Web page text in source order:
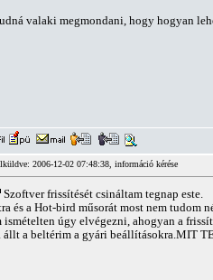
valaki megmondani, hogy hogyan
2006-12-02 07:48:38, információ kérése
Szoftver frissítését csináltam tegnap este.
és a Hot-bird műsorát most nem tudom
ismételten úgy elvégezni, ahogyan a
állt a beltérim a gyári beállításokra.MIT